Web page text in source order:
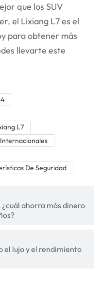
que los SUV
el Lixiang L7 es el
para obtener más
llevarte este
L7
De Seguridad
ahorra más dinero
el lujo y el rendimiento